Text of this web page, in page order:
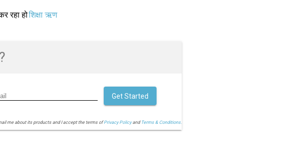
रहा होशिक्षा ऋण
me about its products and I accept the terms ofPrivacy Policyand Terms & Conditions.
Get Started